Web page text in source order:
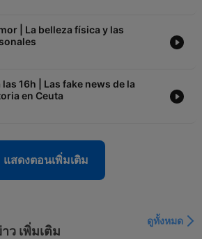
| La belleza física y las
las 16h | Las fake news de la
en Ceuta
แสดงตอนเพิ่มเติม
ว เพิ่มเติม
ดูทั้งหมด